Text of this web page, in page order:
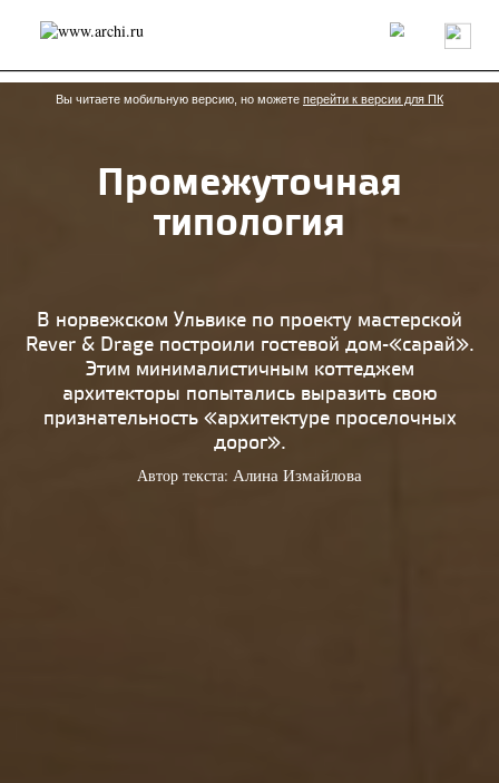
Россия Мир Технологии Интерьер Пресса
Архитекторы
Проекты
Конкурсы События Книги Вакансии
send.project Анонсы конкурсов
Блог
Интервью Исследование
Объект
Результаты конкурса
Книги
Наследие Образование
Урбанистика
Эко
Вы читаете мобильную версию, но можете перейти к версии для ПК
Промежуточная
типология
В норвежском Ульвике по проекту мастерской
Rever & Drage построили гостевой дом-«сарай».
Этим минималистичным коттеджем
архитекторы попытались выразить свою
признательность «архитектуре проселочных
дорог».
Автор текста: Алина Измайлова